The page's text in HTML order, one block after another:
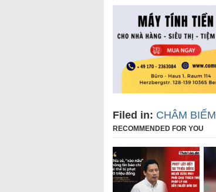
Filed in: CHÂM BIẾM
RECOMMENDED FOR YOU